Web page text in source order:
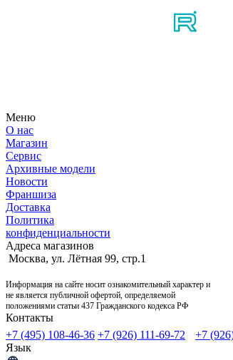
Меню
О нас
Магазин
Сервис
Архивные модели
Новости
Франшиза
Доставка
Политика
конфиденциальности
Адреса магазинов
Москва, ул. Лётная 99, стр.1
Информация на сайте носит ознакомительный характер и
не является публичной офертой, определяемой
положениями статьи 437 Гражданского кодекса РФ
Контакты
+7 (495) 108-46-36 +7 (926) 111-69-72 +7
Язык